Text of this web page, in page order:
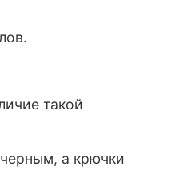
такой
а крючки